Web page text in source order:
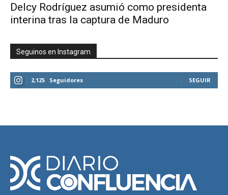
Delcy Rodríguez asumió como presidenta
interina tras la captura de Maduro
Seguinos en Instagram
2,125 Seguidores SEGUIR